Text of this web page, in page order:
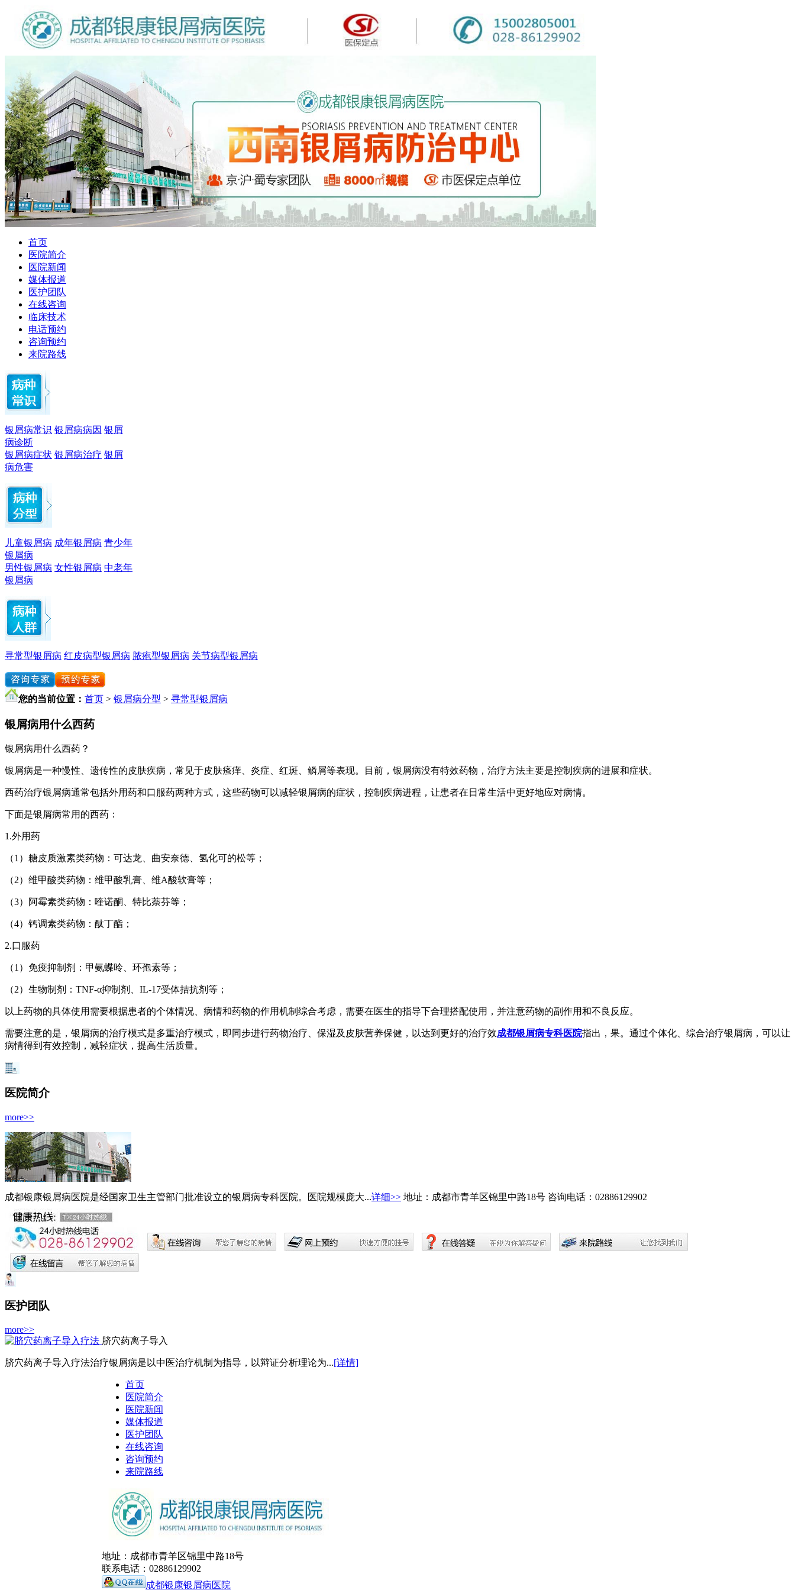
首页
医院简介
医院新闻
媒体报道
医护团队
在线咨询
临床技术
电话预约
咨询预约
来院路线
银屑病常识 银屑病病因 银屑
病诊断
银屑病症状 银屑病治疗 银屑
病危害
儿童银屑病 成年银屑病 青少年
银屑病
男性银屑病 女性银屑病 中老年
银屑病
寻常型银屑病 红皮病型银屑病 脓疱型银屑病 关节病型银屑病
您的当前位置： 首页 > 银屑病分型 > 寻常型银屑病
银屑病用什么西药
银屑病用什么西药？
银屑病是一种慢性、遗传性的皮肤疾病，常见于皮肤瘙痒、炎症、红斑、鳞屑等表现。目前，银屑病没有特效药物，治疗方法主要是控制疾病的进展和症状。
西药治疗银屑病通常包括外用药和口服药两种方式，这些药物可以减轻银屑病的症状，控制疾病进程，让患者在日常生活中更好地应对病情。
下面是银屑病常用的西药：
1.外用药
（1）糖皮质激素类药物：可达龙、曲安奈德、氢化可的松等；
（2）维甲酸类药物：维甲酸乳膏、维A酸软膏等；
（3）阿霉素类药物：喹诺酮、特比萘芬等；
（4）钙调素类药物：酞丁酯；
2.口服药
（1）免疫抑制剂：甲氨蝶呤、环孢素等；
（2）生物制剂：TNF-α抑制剂、IL-17受体拮抗剂等；
以上药物的具体使用需要根据患者的个体情况、病情和药物的作用机制综合考虑，需要在医生的指导下合理搭配使用，并注意药物的副作用和不良反应。
需要注意的是，银屑病的治疗模式是多重治疗模式，即同步进行药物治疗、保湿及皮肤营养保健，以达到更好的治疗效成都银屑病专科医院指出，果。通过个体化、综合治疗银屑病，可以让
病情得到有效控制，减轻症状，提高生活质量。
医院简介
more>>
成都银康银屑病医院是经国家卫生主管部门批准设立的银屑病专科医院。医院规模庞大...详细>> 地址：成都市青羊区锦里中路18号 咨询电话：02886129902
医护团队
more>>
脐穴药离子导入
脐穴药离子导入疗法治疗银屑病是以中医治疗机制为指导，以辩证分析理论为...[详情]
首页
医院简介
医院新闻
媒体报道
医护团队
在线咨询
咨询预约
来院路线
地址：成都市青羊区锦里中路18号
联系电话：02886129902
成都银康银屑病医院